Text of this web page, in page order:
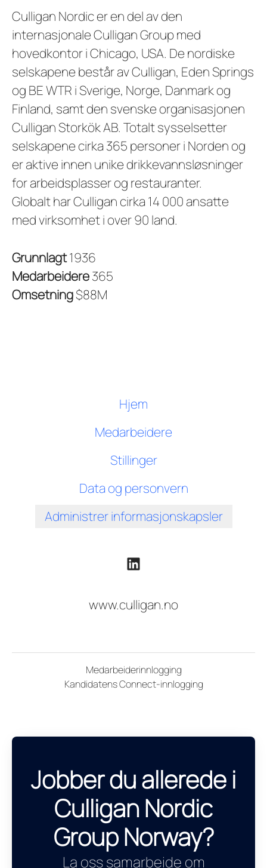
Culligan Nordic er en del av den
internasjonale Culligan Group med
hovedkontor i Chicago, USA. De nordiske
selskapene består av Culligan, Eden Springs
og BE WTR i Sverige, Norge, Danmark og
Finland, samt den svenske organisasjonen
Culligan Storkök AB. Totalt sysselsetter
selskapene cirka 365 personer i Norden og
er aktive innen unike drikkevannsløsninger
for arbeidsplasser og restauranter.
Globalt har Culligan cirka 14 000 ansatte
med virksomhet i over 90 land.
Grunnlagt1936
Medarbeidere365
Omsetning$88M
Hjem
Medarbeidere
Stillinger
Data og personvern
Administrer informasjonskapsler
www.culligan.no
Medarbeiderinnlogging
Kandidatens Connect-innlogging
Jobber du allerede i
Culligan Nordic
Group Norway?
La oss samarbeide om